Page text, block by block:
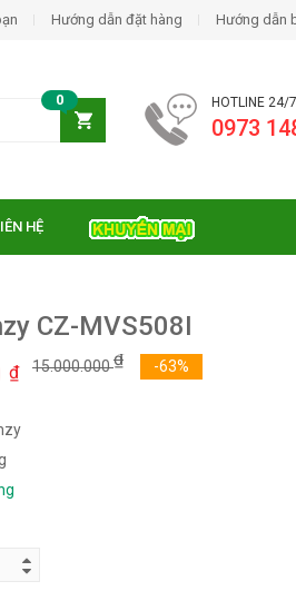
Hướng dẫn đặt hàng Hướng dẫn
HOTLINE 24/7
0973
0
HỆ
CZ-MVS508I
₫ 15.000.000₫ -63%